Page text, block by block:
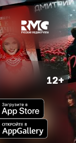
12+